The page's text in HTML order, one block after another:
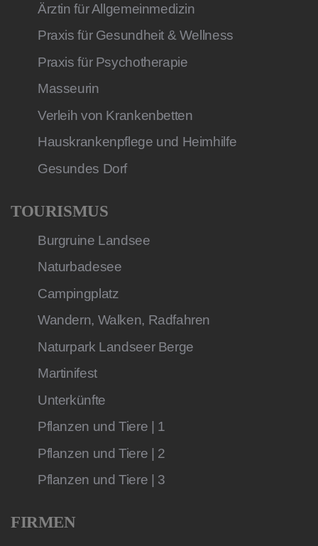
Ärztin für Allgemeinmedizin
Praxis für Gesundheit & Wellness
Praxis für Psychotherapie
Masseurin
Verleih von Krankenbetten
Hauskrankenpflege und Heimhilfe
Gesundes Dorf
TOURISMUS
Burgruine Landsee
Naturbadesee
Campingplatz
Wandern, Walken, Radfahren
Naturpark Landseer Berge
Martinifest
Unterkünfte
Pflanzen und Tiere | 1
Pflanzen und Tiere | 2
Pflanzen und Tiere | 3
FIRMEN